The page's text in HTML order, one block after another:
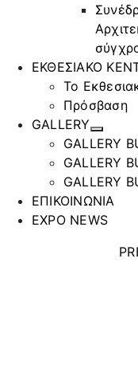
ΕΚΘΕΣΙΑΚΟ
Το
Πρόσβαση
GALLERY
GALLERY
GALLERY
GALLERY
ΕΠΙΚΟΙΝΩΝΙΑ
EXPO NEWS